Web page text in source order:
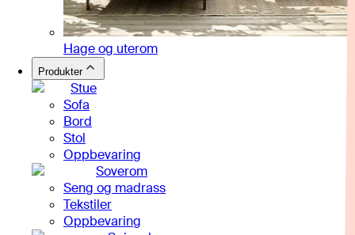
Hage og uterom
Produkter
Stue
Sofa
Bord
Stol
Oppbevaring
Soverom
Seng og madrass
Tekstiler
Oppbevaring